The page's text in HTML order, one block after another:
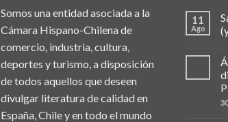
Somos una entidad asociada a la
Cámara Hispano-Chilena de
comercio, industria, cultura,
deportes y turismo, a disposición
de todos aquellos que deseen
divulgar literatura de calidad en
España, Chile y en todo el mundo
11
Ago
30